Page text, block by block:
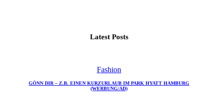
Latest Posts
Fashion
GÖNN DIR – Z.B. EINEN KURZURLAUB IM PARK HYATT HAMBURG
(WERBUNG/AD)